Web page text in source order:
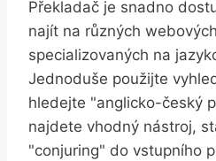
Překladač je snadno
najít na různých
specializovaných na
Jednoduše použijte
hledejte "anglicko-český
najdete vhodný nástroj,
"conjuring" do vstupního